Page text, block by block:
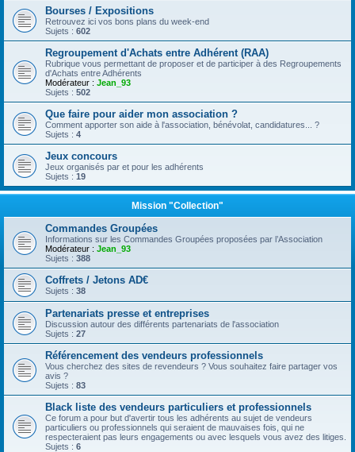
Bourses / Expositions
Retrouvez ici vos bons plans du week-end
Sujets : 602
Regroupement d'Achats entre Adhérent (RAA)
Rubrique vous permettant de proposer et de participer à des Regroupements
d'Achats entre Adhérents
Modérateur : Jean_93
Sujets : 502
Que faire pour aider mon association ?
Comment apporter son aide à l'association, bénévolat, candidatures... ?
Sujets : 4
Jeux concours
Jeux organisés par et pour les adhérents
Sujets : 19
Mission "Collection"
Commandes Groupées
Informations sur les Commandes Groupées proposées par l’Association
Modérateur : Jean_93
Sujets : 388
Coffrets / Jetons AD€
Sujets : 38
Partenariats presse et entreprises
Discussion autour des différents partenariats de l'association
Sujets : 27
Référencement des vendeurs professionnels
Vous cherchez des sites de revendeurs ? Vous souhaitez faire partager vos
avis ?
Sujets : 83
Black liste des vendeurs particuliers et professionnels
Ce forum a pour but d'avertir tous les adhérents au sujet de vendeurs
particuliers ou professionnels qui seraient de mauvaises fois, qui ne
respecteraient pas leurs engagements ou avec lesquels vous avez des litiges.
Sujets : 6